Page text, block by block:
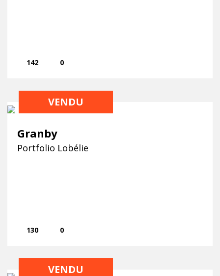
142 0
VENDU
Granby
Portfolio Lobélie
130 0
VENDU